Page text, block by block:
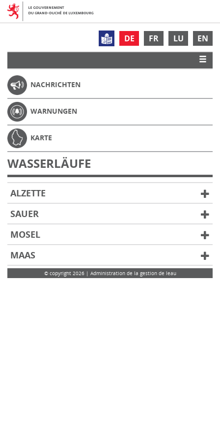
DE FR LU EN
NACHRICHTEN
WARNUNGEN
KARTE
WASSERLÄUFE
ALZETTE
SAUER
MOSEL
MAAS
© copyright 2026 | Administration de la gestion de leau